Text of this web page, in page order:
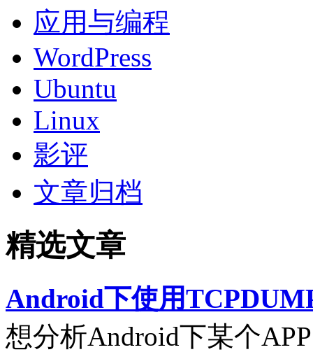
应用与编程
WordPress
Ubuntu
Linux
影评
文章归档
精选文章
Android下使用
想分析Android下某个